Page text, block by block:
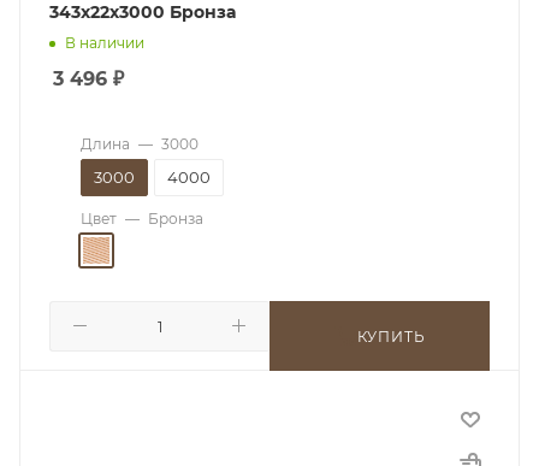
343х22х3000 Бронза
В наличии
3 496 ₽
Длина — 3000
3000 4000
Цвет — Бронза
КУПИТЬ